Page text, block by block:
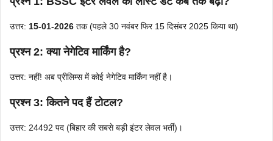
उत्तर: 15-01-2026 तक (पहले 30 नवंबर फिर 15 दिसंबर 2025 किया था)
प्रश्न 2: क्या नेगेटिव मार्किंग है?
उत्तर: नहीं! अब प्रीलिम्स में कोई नेगेटिव मार्किंग नहीं है।
प्रश्न 3: कितने पद हैं टोटल?
उत्तर: 24492 पद (बिहार की सबसे बड़ी इंटर लेवल भर्ती)।